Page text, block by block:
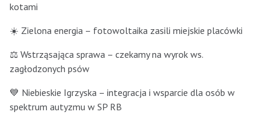
kotami
☀️ Zielona energia – fotowoltaika zasili miejskie placówki
⚖️ Wstrząsająca sprawa – czekamy na wyrok ws.
zagłodzonych psów
💙 Niebieskie Igrzyska – integracja i wsparcie dla osób w
spektrum autyzmu w SP RB